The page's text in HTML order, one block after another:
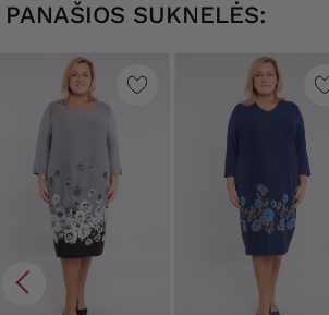
PANAŠIOS SUKNELĖS: